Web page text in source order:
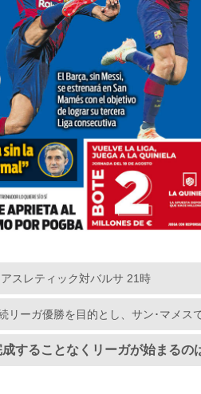
アスレティック対バルサ 21時
リーガ優勝を目的とし、サン･マメス
することなくリーガが始まるの